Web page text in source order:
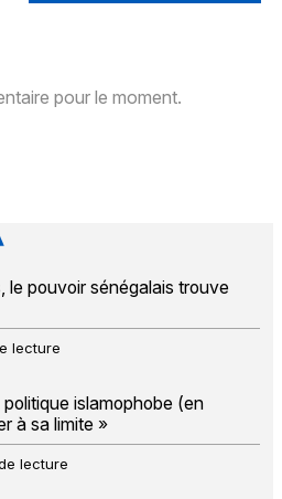
pour le moment.
le pouvoir sénégalais trouve
lecture
islamophobe (en
à sa limite »
lecture